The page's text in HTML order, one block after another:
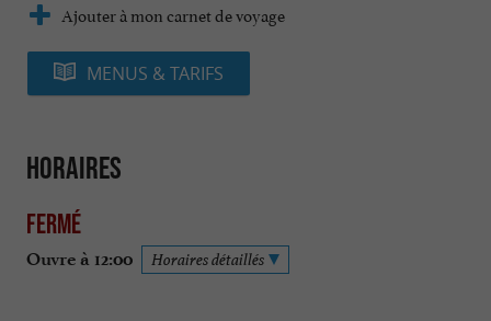
Ajouter à mon carnet de voyage
MENUS & TARIFS
Horaires
Fermé
Ouvre à 12:00 Horaires détaillés